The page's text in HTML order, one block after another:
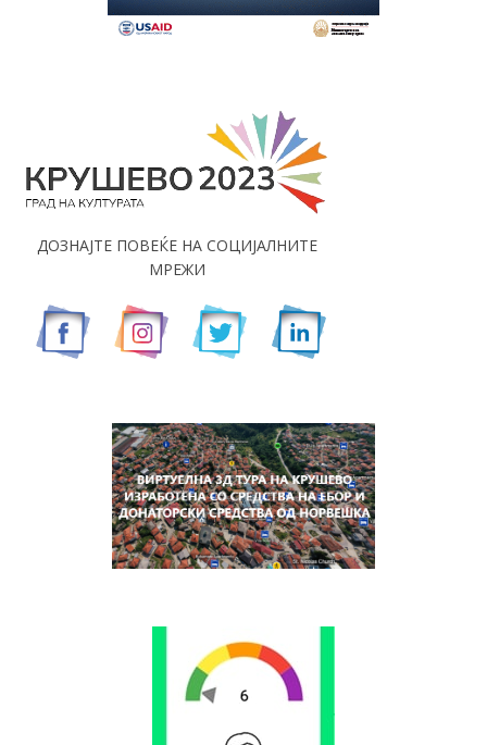
ДОЗНАЈТЕ ПОВЕЌЕ НА СОЦИЈАЛНИТЕ
МРЕЖИ